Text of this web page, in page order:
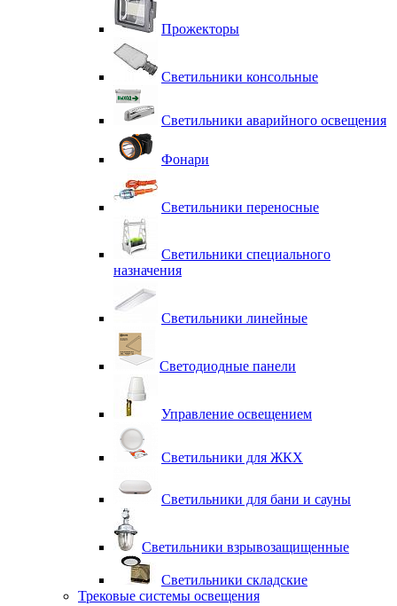
Прожекторы
Светильники консольные
Светильники аварийного освещения
Фонари
Светильники переносные
Светильники специального
назначения
Светильники линейные
Светодиодные панели
Управление освещением
Светильники для ЖКХ
Светильники для бани и сауны
Светильники взрывозащищенные
Светильники складские
Трековые системы освещения